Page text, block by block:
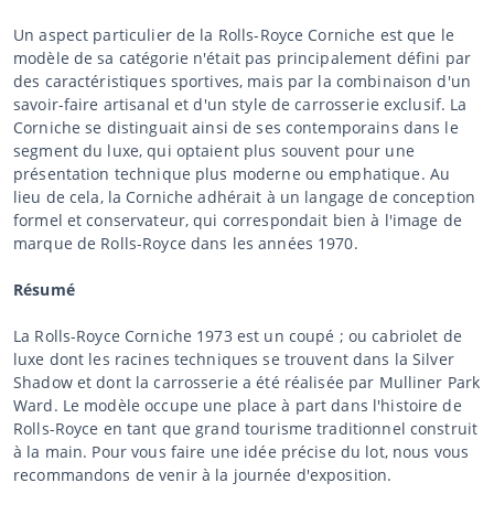
Un aspect particulier de la Rolls-Royce Corniche est que le
modèle de sa catégorie n'était pas principalement défini par
des caractéristiques sportives, mais par la combinaison d'un
savoir-faire artisanal et d'un style de carrosserie exclusif. La
Corniche se distinguait ainsi de ses contemporains dans le
segment du luxe, qui optaient plus souvent pour une
présentation technique plus moderne ou emphatique. Au
lieu de cela, la Corniche adhérait à un langage de conception
formel et conservateur, qui correspondait bien à l'image de
marque de Rolls-Royce dans les années 1970.
Résumé
La Rolls-Royce Corniche 1973 est un coupé ; ou cabriolet de
luxe dont les racines techniques se trouvent dans la Silver
Shadow et dont la carrosserie a été réalisée par Mulliner Park
Ward. Le modèle occupe une place à part dans l'histoire de
Rolls-Royce en tant que grand tourisme traditionnel construit
à la main. Pour vous faire une idée précise du lot, nous vous
recommandons de venir à la journée d'exposition.